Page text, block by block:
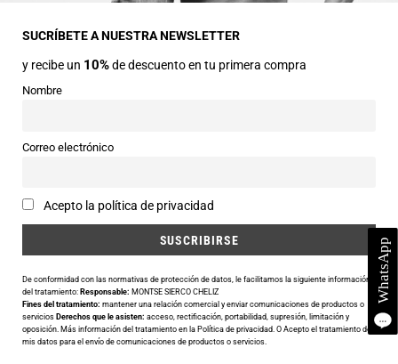
22330 Ainsa (Huesca)
Teléfonos
974 50 00 43
Horarios
Email
Utilizamos cookies para ofrecerte la mejor experiencia en nuestra
web.
Puedes aprender más sobre qué cookies utilizamos o desactivarlas
SUCRÍBETE A NUESTRA NEWSLETTER
y recibe un 10%de descuento en tu primera compra
Nombre
Correo electrónico
Acepto la política de privacidad
De conformidad con las normativas de protección de datos, le facilitamos la siguiente información
del tratamiento: Responsable: MONTSE SIERCO CHELIZ
Fines del tratamiento: mantener una relación comercial y enviar comunicaciones de productos o
servicios Derechos que le asisten: acceso, rectificación, portabilidad, supresión, limitación y
oposición. Más información del tratamiento en la Política de privacidad. O Acepto el tratamiento de
mis datos para el envío de comunicaciones de productos o servicios.